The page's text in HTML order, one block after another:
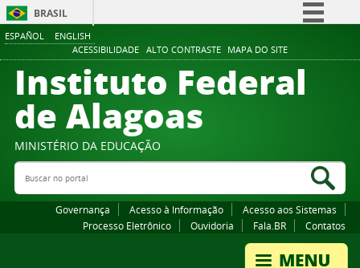
ESPAÑOL ENGLISH
ACESSIBILIDADE ALTO CONTRASTE MAPA DO SITE
BRASIL
Comunica BR
Participe
Canais
Instituto Federal
de Alagoas
MINISTÉRIO DA EDUCAÇÃO
Buscar no portal
Governança Acesso à Informação
Acesso aos Sistemas
Processo Eletrônico
Ouvidoria Fala.BR Contatos